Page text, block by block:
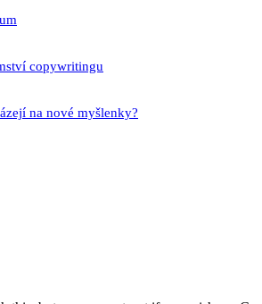
copywritingu
na nové myšlenky?